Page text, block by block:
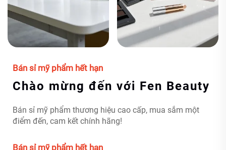
Bán sỉ mỹ phẩm hết hạn
Chào mừng đến với Fen Beauty
Bán sỉ mỹ phẩm thương hiệu cao cấp, mua sắm một
điểm đến, cam kết chính hãng!
Bán sỉ mỹ phẩm hết hạn